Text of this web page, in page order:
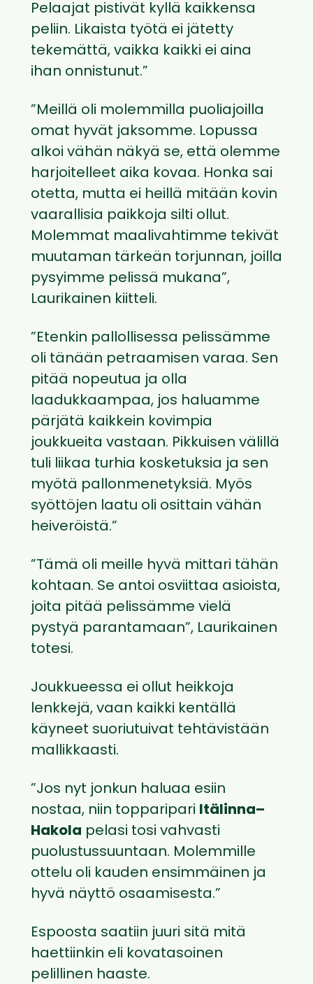
Pelaajat pistivät kyllä kaikkensa
peliin. Likaista työtä ei jätetty
tekemättä, vaikka kaikki ei aina
ihan onnistunut.”
”Meillä oli molemmilla puoliajoilla
omat hyvät jaksomme. Lopussa
alkoi vähän näkyä se, että olemme
harjoitelleet aika kovaa. Honka sai
otetta, mutta ei heillä mitään kovin
vaarallisia paikkoja silti ollut.
Molemmat maalivahtimme tekivät
muutaman tärkeän torjunnan, joilla
pysyimme pelissä mukana”,
Laurikainen kiitteli.
”Etenkin pallollisessa pelissämme
oli tänään petraamisen varaa. Sen
pitää nopeutua ja olla
laadukkaampaa, jos haluamme
pärjätä kaikkein kovimpia
joukkueita vastaan. Pikkuisen välillä
tuli liikaa turhia kosketuksia ja sen
myötä pallonmenetyksiä. Myös
syöttöjen laatu oli osittain vähän
heiveröistä.”
”Tämä oli meille hyvä mittari tähän
kohtaan. Se antoi osviittaa asioista,
joita pitää pelissämme vielä
pystyä parantamaan”, Laurikainen
totesi.
Joukkueessa ei ollut heikkoja
lenkkejä, vaan kaikki kentällä
käyneet suoriutuivat tehtävistään
mallikkaasti.
”Jos nyt jonkun haluaa esiin
nostaa, niin topparipari Itälinna–
Hakola pelasi tosi vahvasti
puolustussuuntaan. Molemmille
ottelu oli kauden ensimmäinen ja
hyvä näyttö osaamisesta.”
Espoosta saatiin juuri sitä mitä
haettiinkin eli kovatasoinen
pelillinen haaste.